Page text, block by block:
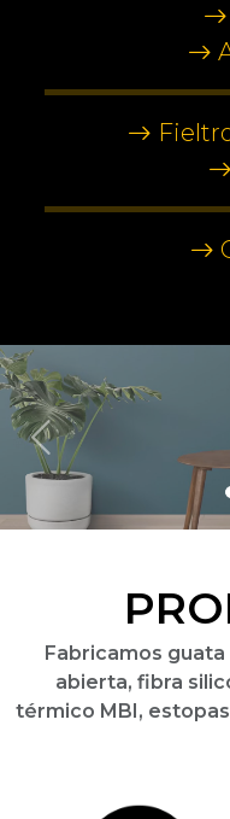
Fabricamos
abierta, fibra
térmico MBI,